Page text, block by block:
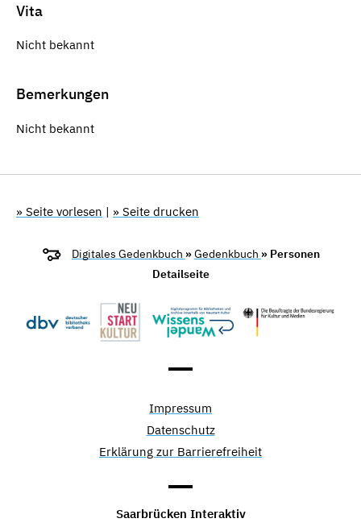
Vita
Nicht bekannt
Bemerkungen
Nicht bekannt
» Seite vorlesen | » Seite drucken
Digitales Gedenkbuch »Gedenkbuch » Personen
Detailseite
Impressum
Datenschutz
Erklärung zur Barrierefreiheit
Saarbrücken Interaktiv